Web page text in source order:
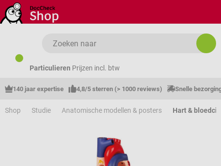
Ga naar de hoofdinhoud
Particulieren Prijzen incl. btw
140 jaar expertise 4,8/5 sterren (> 1000 reviews) Snelle
Shop Studie Anatomische modellen & posters Hart &